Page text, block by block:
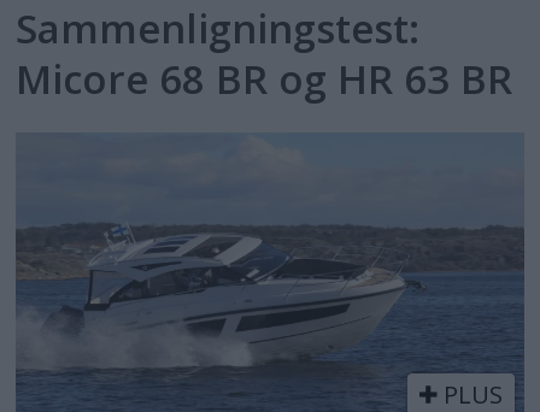
Sammenligningstest:
Micore 68 BR og HR 63 BR
PLUS